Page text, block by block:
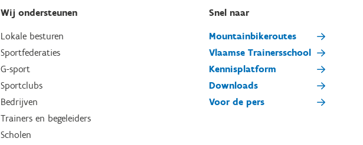
Wij ondersteunen
Lokale besturen
Sportfederaties
G-sport
Sportclubs
Bedrijven
Trainers en begeleiders
Scholen
Snel naar
Mountainbikeroutes
Vlaamse Trainersschool
Kennisplatform
Downloads
Voor de pers